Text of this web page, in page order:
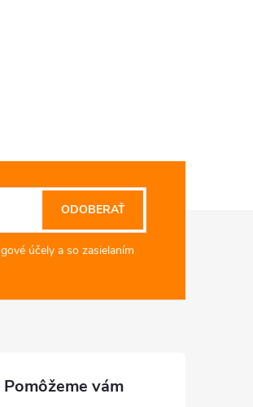
účely a so zasielaním
ODOBERAŤ